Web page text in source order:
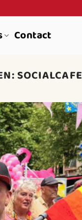
Contact
SOCIALCAFE